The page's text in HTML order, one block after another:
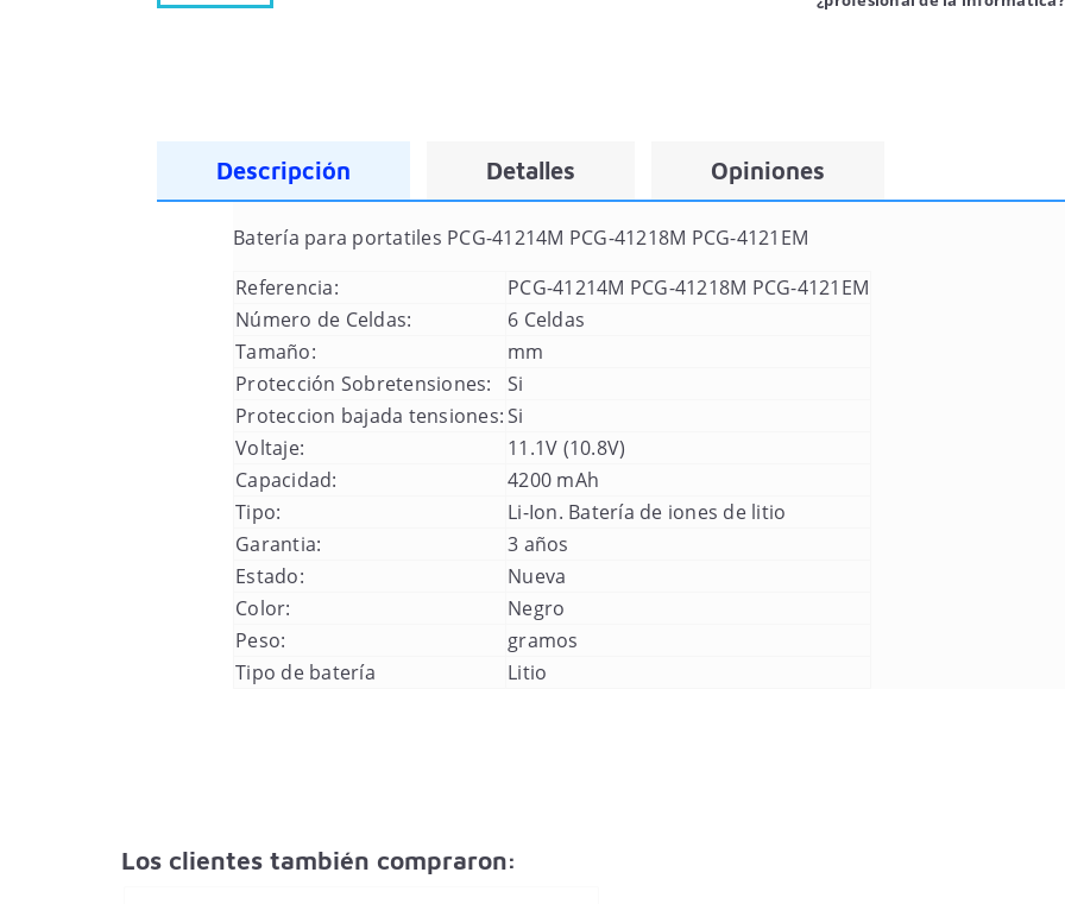
Descripción Detalles Opiniones
Batería para portatiles PCG-41214M PCG-41218M PCG-4121EM
Referencia:
PCG-41214M PCG-41218M PCG-4121EM
Número de Celdas:
6 Celdas
Tamaño:
mm
Protección Sobretensiones:
Si
Proteccion bajada tensiones:Si
Voltaje:
11.1V (10.8V)
Capacidad:
4200 mAh
Tipo:
Li-Ion. Batería de iones de litio
Garantia:
3 años
Estado:
Nueva
Color:
Negro
Peso:
gramos
Tipo de batería
Litio
Los clientes también compraron: